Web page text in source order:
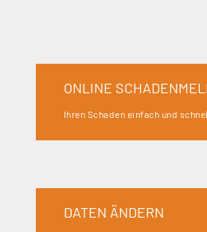
ONLINE
Ihren Schaden einfach und
DATEN ÄNDERN